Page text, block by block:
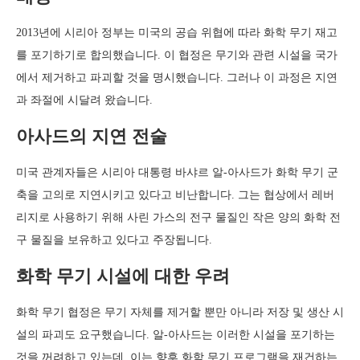
2013년에 시리아 정부는 미국의 공습 위협에 따라 화학 무기 재고
를 포기하기로 합의했습니다. 이 협정은 무기와 관련 시설을 국가
에서 제거하고 파괴할 것을 명시했습니다. 그러나 이 과정은 지연
과 좌절에 시달려 왔습니다.
아사드의 지연 전술
미국 관계자들은 시리아 대통령 바샤르 알-아사드가 화학 무기 군
축을 고의로 지연시키고 있다고 비난합니다. 그는 협상에서 레버
리지로 사용하기 위해 사린 가스의 전구 물질인 작은 양의 화학 전
구 물질을 보유하고 있다고 주장됩니다.
화학 무기 시설에 대한 우려
화학 무기 협정은 무기 자체를 제거할 뿐만 아니라 저장 및 생산 시
설의 파괴도 요구했습니다. 알-아사드는 이러한 시설을 포기하는
것을 꺼려하고 있는데, 이는 향후 화학 무기 프로그램을 재건하는